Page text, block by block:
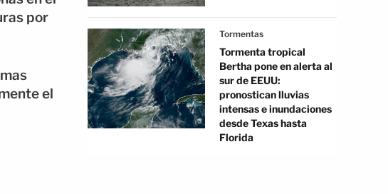
por
el
Tormentas
Tormenta tropical
Bertha pone en alerta al
sur de EEUU:
pronostican lluvias
intensas e inundaciones
desde Texas hasta
Florida